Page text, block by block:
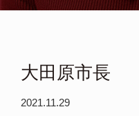
大田原市長
2021.11.29